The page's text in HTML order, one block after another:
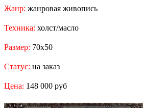
Жанр: жанровая живопись
Техника: холст/масло
Размер: 70x50
Статус: на заказ
Цена: 148 000 руб